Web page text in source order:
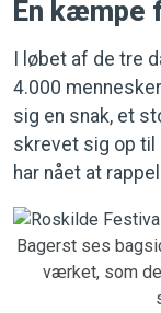
En kæmpe
I løbet af de tre
4.000
sig en snak, et
skrevet sig op til
har nået at
Bagerst ses
værket, som